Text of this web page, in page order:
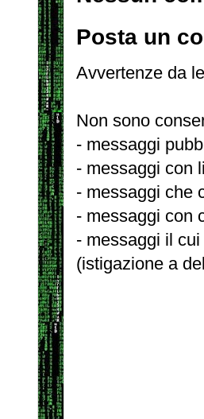
Posta un
Avvertenze da
Non sono
- messaggi
- messaggi con
- messaggi che
- messaggi con
- messaggi il
(istigazione a